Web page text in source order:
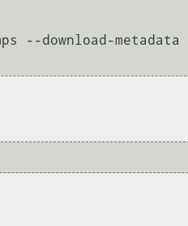
--download-metadata